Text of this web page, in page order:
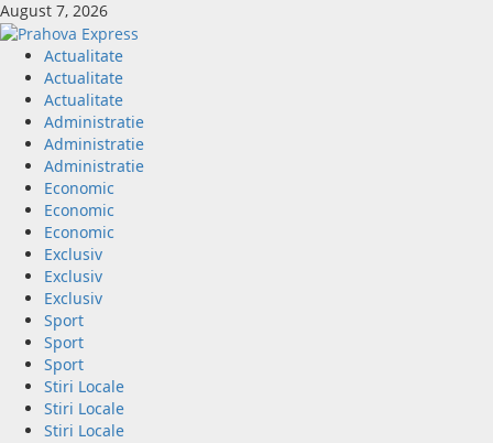
August 7, 2026
Actualitate
Actualitate
Actualitate
Administratie
Administratie
Administratie
Economic
Economic
Economic
Exclusiv
Exclusiv
Exclusiv
Sport
Sport
Sport
Stiri Locale
Stiri Locale
Stiri Locale